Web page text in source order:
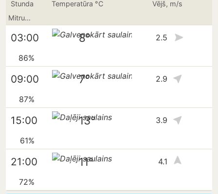
Stunda Temperatūra °C
Vējš, m/s
Mitrums
03:00 8° 2.5
86%
09:00 7° 2.9
87%
15:00 13° 3.9
61%
21:00 11° 4.1
72%